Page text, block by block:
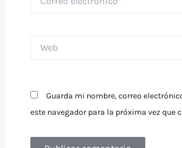
electrónico*
Guarda mi nombre, correo
este navegador para la próxima vez que